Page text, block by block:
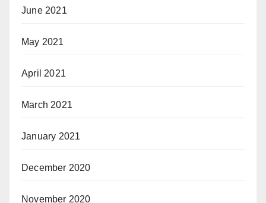
June 2021
May 2021
April 2021
March 2021
January 2021
December 2020
November 2020